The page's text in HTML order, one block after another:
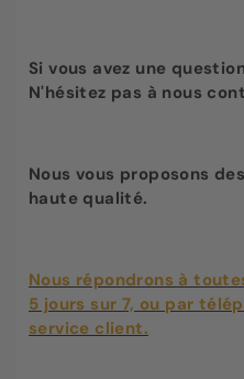
Si vous avez une
N'hésitez pas à nous
Nous vous proposons
haute qualité.
Nous répondrons à
5 jours sur 7, ou par
service client.